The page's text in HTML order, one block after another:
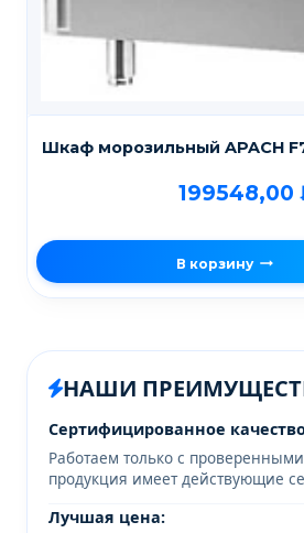
Шкаф морозильный APACH
199548,00
В корзину
НАШИ
Сертифицированное
Работаем только с
продукция имеет действующие
Лучшая цена: